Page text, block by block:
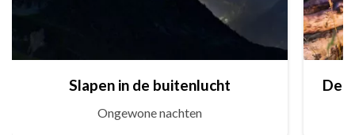
Slapen in de buitenlucht
Ongewone nachten